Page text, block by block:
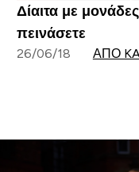
Δίαιτα με
πεινάσετε
26/06/18 ΑΠΌ